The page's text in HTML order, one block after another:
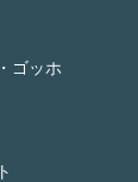
ゴッホ